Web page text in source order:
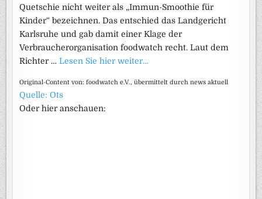
Quetschie nicht weiter als „Immun-Smoothie für
Kinder“ bezeichnen. Das entschied das Landgericht
Karlsruhe und gab damit einer Klage der
Verbraucherorganisation foodwatch recht. Laut dem
Richter …Lesen Sie hier weiter…
Original-Content von: foodwatch e.V., übermittelt durch news aktuell
Quelle: Ots
Oder hier anschauen: